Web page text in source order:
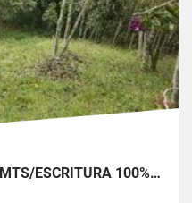
LOTE SANTA ELENA/ 3390 MTS/ESCRITURA 100%- OPORTUNIDAD!